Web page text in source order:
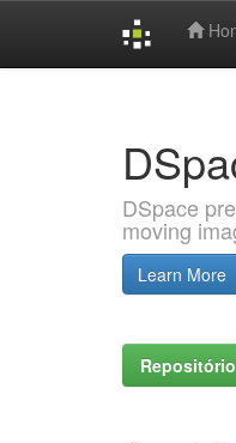
DSpace
moving
Learn More